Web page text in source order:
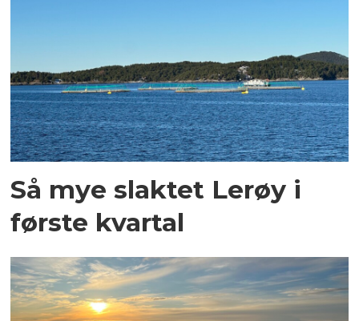
Så mye slaktet Lerøy i
første kvartal